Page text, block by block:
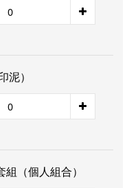
泥）
（個人組合）